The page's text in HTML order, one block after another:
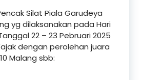
Silat Piala Garudeya
yg dilaksanakan pada Hari
22 – 23 Pebruari 2025
dengan perolehan juara
Malang sbb: